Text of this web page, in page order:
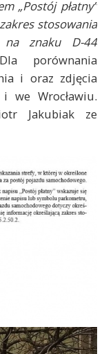
„Postój płatny”
stosowania
na znaku D-44
porównania
i oraz zdjęcia
we Wrocławiu.
Jakubiak ze